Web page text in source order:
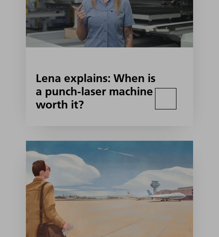
Lena explains: When is
a punch-laser machine
worth it?